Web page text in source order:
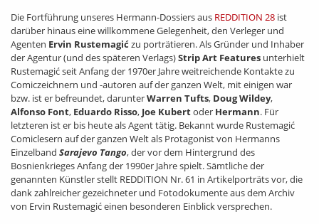
Die Fortführung unseres Hermann-Dossiers aus REDDITION 28 ist
darüber hinaus eine willkommene Gelegenheit, den Verleger und
Agenten Ervin Rustemagićzu porträtieren. Als Gründer und Inhaber
der Agentur (und des späteren Verlags)Strip Art Features unterhielt
Rustemagić seit Anfang der 1970er Jahre weitreichende Kontakte zu
Comiczeichnern und -autoren auf der ganzen Welt, mit einigen war
bzw. ist er befreundet, darunterWarren Tufts, Doug Wildey,
Alfonso Font, Eduardo Risso, Joe Kubertoder Hermann. Für
letzteren ist er bis heute als Agent tätig. Bekannt wurde Rustemagić
Comiclesern auf der ganzen Welt als Protagonist von Hermanns
Einzelband Sarajevo Tango, der vor dem Hintergrund des
Bosnienkrieges Anfang der 1990er Jahre spielt. Sämtliche der
genannten Künstler stellt REDDITION Nr. 61 in Artikelporträts vor, die
dank zahlreicher gezeichneter und Fotodokumente aus dem Archiv
von Ervin Rustemagić einen besonderen Einblick versprechen.